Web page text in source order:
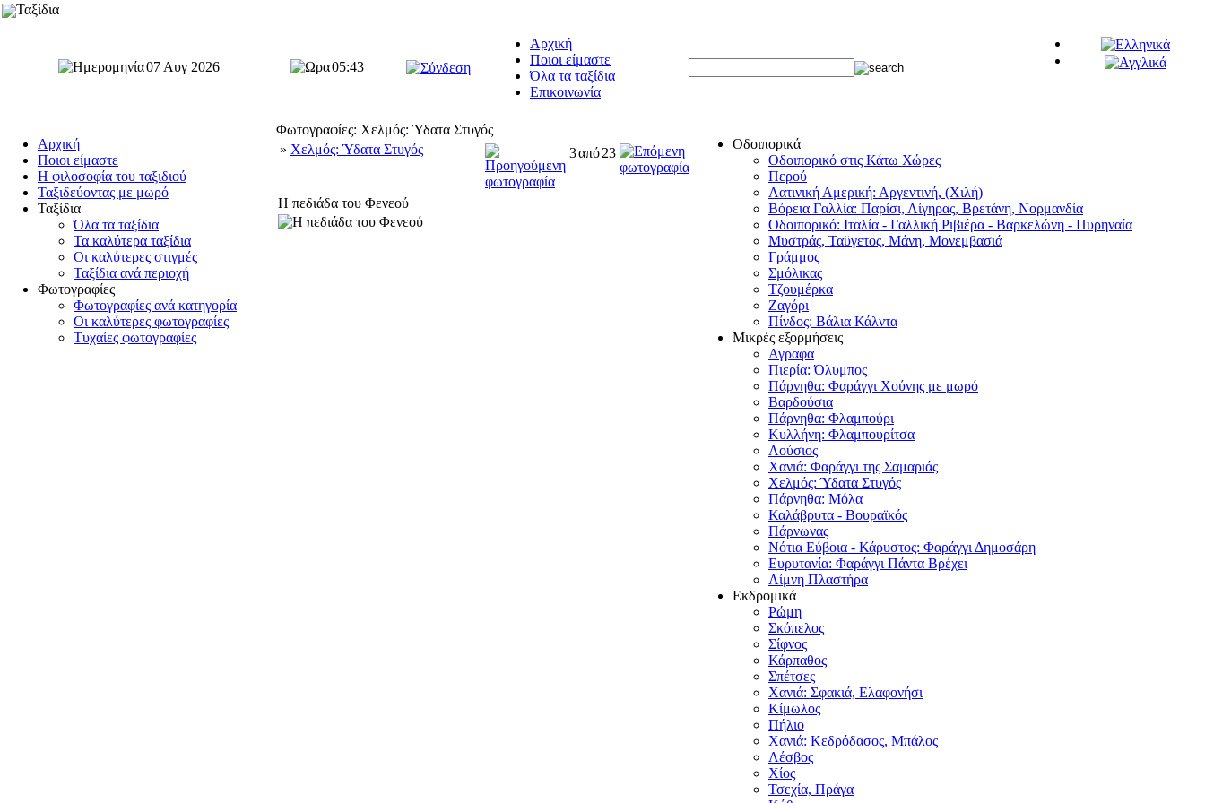
Ταξίδια
07 Αυγ 2026 05:43
Αρχική
Ποιοι είμαστε
Όλα τα ταξίδια
Επικοινωνία
Αρχική
Ποιοι είμαστε
Η φιλοσοφία του ταξιδιού
Ταξιδεύοντας με μωρό
Ταξίδια
Όλα τα ταξίδια
Τα καλύτερα ταξίδια
Οι καλύτερες στιγμές
Ταξίδια ανά περιοχή
Φωτογραφίες
Φωτογραφίες ανά κατηγορία
Οι καλύτερες φωτογραφίες
Τυχαίες φωτογραφίες
Φωτογραφίες: Χελμός: Ύδατα Στυγός
» Χελμός: Ύδατα Στυγός 3από23
Η πεδιάδα του Φενεού
Οδοιπορικά
Οδοιπορικό στις Κάτω Χώρες
Περού
Λατινική Αμερική: Αργεντινή, (Χιλή)
Βόρεια Γαλλία: Παρίσι, Λίγηρας, Βρετάνη, Νορμανδία
Οδοιπορικό: Ιταλία - Γαλλική Ριβιέρα - Βαρκελώνη - Πυρηναία
Μυστράς, Ταϋγετος, Μάνη, Μονεμβασιά
Γράμμος
Σμόλικας
Τζουμέρκα
Ζαγόρι
Πίνδος: Βάλια Κάλντα
Μικρές εξορμήσεις
Αγραφα
Πιερία: Όλυμπος
Πάρνηθα: Φαράγγι Χούνης με μωρό
Βαρδούσια
Πάρνηθα: Φλαμπούρι
Κυλλήνη: Φλαμπουρίτσα
Λούσιος
Χανιά: Φαράγγι της Σαμαριάς
Χελμός: Ύδατα Στυγός
Πάρνηθα: Μόλα
Καλάβρυτα - Βουραϊκός
Πάρνωνας
Νότια Εύβοια - Κάρυστος: Φαράγγι Δημοσάρη
Ευρυτανία: Φαράγγι Πάντα Βρέχει
Λίμνη Πλαστήρα
Εκδρομικά
Ρώμη
Σκόπελος
Σίφνος
Κάρπαθος
Σπέτσες
Χανιά: Σφακιά, Ελαφονήσι
Κίμωλος
Πήλιο
Χανιά: Κεδρόδασος, Μπάλος
Λέσβος
Χίος
Τσεχία, Πράγα